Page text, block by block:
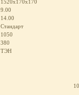
1520x170x170
9.00
14.00
Стандарт
1050
380
ТЭН